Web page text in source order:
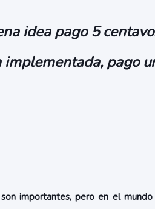
idea pago 5
implementada, pago
importantes, pero en el